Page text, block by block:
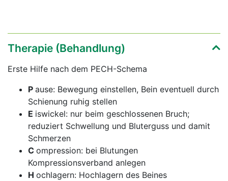
Therapie (Behandlung)
Erste Hilfe nach dem PECH-Schema
P ause: Bewegung einstellen, Bein eventuell durch
Schienung ruhig stellen
E iswickel: nur beim geschlossenen Bruch;
reduziert Schwellung und Bluterguss und damit
Schmerzen
C ompression: bei Blutungen
Kompressionsverband anlegen
H ochlagern: Hochlagern des Beines